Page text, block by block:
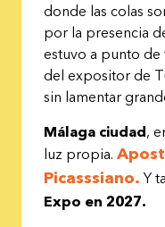
donde las colas
por la presencia
estuvo a punto de
del expositor de
sin lamentar
Málaga ciudad,
luz propia.
Picasssiano. Y
Expo en 2027.